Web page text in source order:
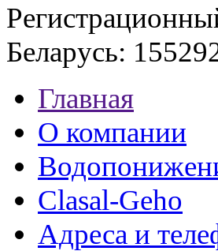
Беларусь:
Главная
О компании
Clasal-Geho
Адреса и